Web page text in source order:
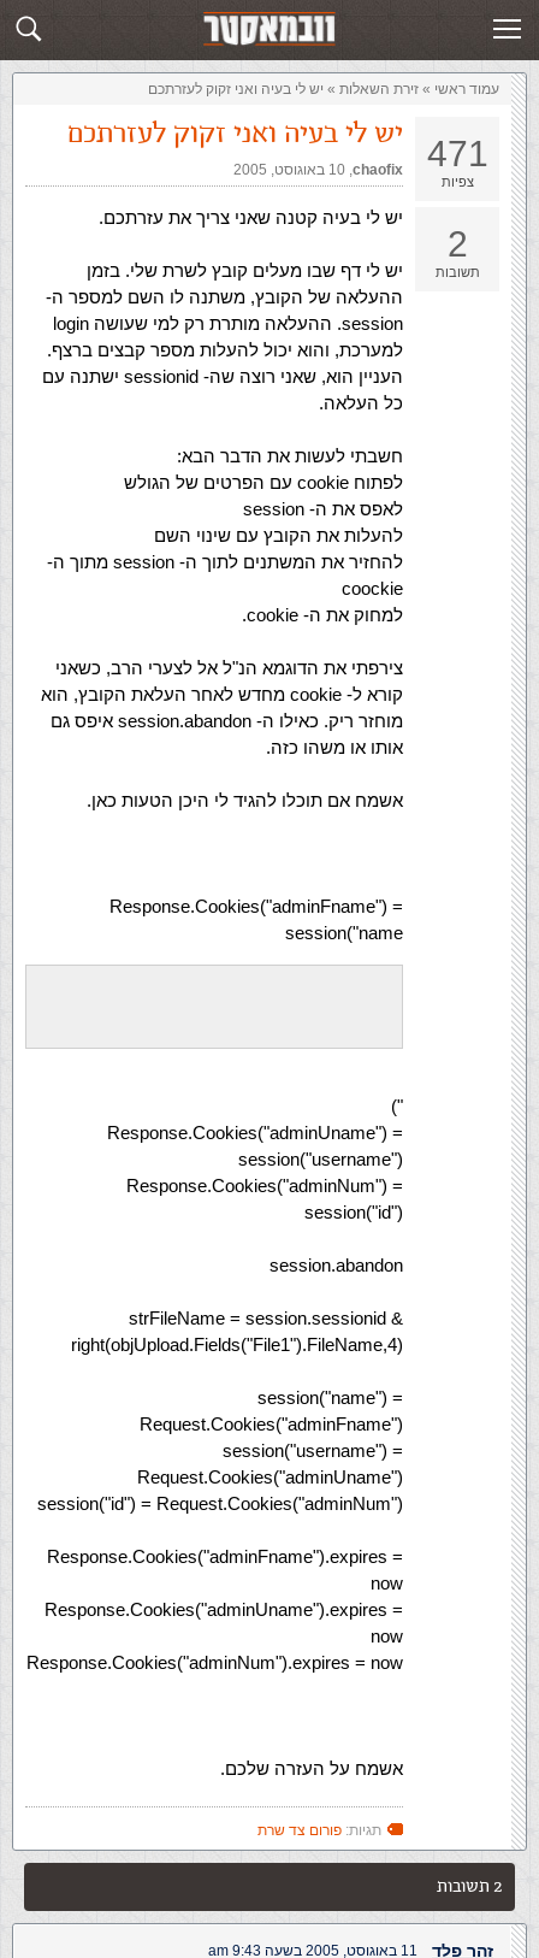
שלח תשובה זירת השאלות
עמוד ראשי » ‏זירת השאלות‏ » יש לי בעיה ואני זקוק לעזרתכם
471
צפיות
2
תשובות
יש לי בעיה ואני זקוק לעזרתכם
chaofix
,‏ 10 באוגוסט, 2005
יש לי בעיה קטנה שאני צריך את עזרתכם.
יש לי דף שבו מעלים קובץ לשרת שלי. בזמן
ההעלאה של הקובץ, משתנה לו השם למספר ה-
session. ההעלאה מותרת רק למי שעושה login
למערכת, והוא יכול להעלות מספר קבצים ברצף.
העניין הוא, שאני רוצה שה- sessionid ישתנה עם
כל העלאה.
חשבתי לעשות את הדבר הבא:
לפתוח cookie עם הפרטים של הגולש
לאפס את ה- session
להעלות את הקובץ עם שינוי השם
להחזיר את המשתנים לתוך ה- session מתוך ה-
coockie
למחוק את ה- cookie.
צירפתי את הדוגמא הנ"ל אל לצערי הרב, כשאני
קורא ל- cookie מחדש לאחר העלאת הקובץ, הוא
מוחזר ריק. כאילו ה- session.abandon איפס גם
אותו או משהו כזה.
אשמח אם תוכלו להגיד לי היכן הטעות כאן.
Response.Cookies("adminFname") =
session("name
")
Response.Cookies("adminUname") =
session("username")
Response.Cookies("adminNum") =
session("id")
session.abandon
strFileName = session.sessionid &
right(objUpload.Fields("File1").FileName,4)
session("name") =
Request.Cookies("adminFname")
session("username") =
Request.Cookies("adminUname")
session("id") = Request.Cookies("adminNum")
Response.Cookies("adminFname").expires =
now
Response.Cookies("adminUname").expires =
now
Response.Cookies("adminNum").expires = now
אשמח על העזרה שלכם.
תגיות: פורום צד שרת
2 תשובות
זהר פלד 11 באוגוסט, 2005 בשעה 9:43 am